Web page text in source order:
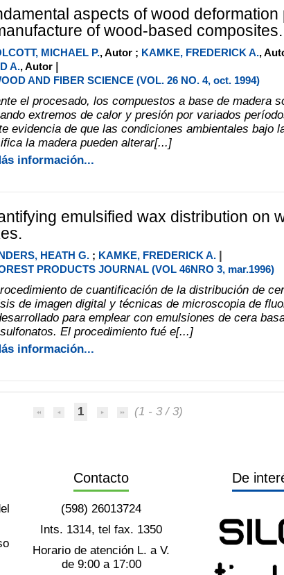
aspects of wood deformation
of wood-based composites.
MICHAEL P., Autor ; KAMKE, FREDERICK A.,
A., Autor |
AND FIBER SCIENCE (VOL. 26 NO. 4, oct. 1994)
el procesado, los compuestos a base de madera
extremos de calor y presión por variados
evidencia de que las condiciones ambientales bajo
la madera pueden alterar[...]
información...
emulsified wax distribution on
HEATH G.; KAMKE, FREDERICK A. |
PRODUCTS JOURNAL (VOL 46NRO 3, mar.1996)
de cuantificación de la distribución de
de imagen digital y técnicas de microscopia de
para emplear con emulsiones de cera
El procedimiento fué e[...]
información...
1 (1 - 3 / 3)
Contacto
(598) 26013724
Ints. 1314, tel fax. 1350
Horario de atención L. a V.
de 9:00 a 17:00
De